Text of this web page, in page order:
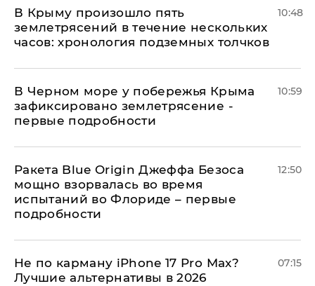
В Крыму произошло пять
землетрясений в течение нескольких
часов: хронология подземных толчков
10:48
В Черном море у побережья Крыма
зафиксировано землетрясение -
первые подробности
10:59
Ракета Blue Origin Джеффа Безоса
мощно взорвалась во время
испытаний во Флориде – первые
подробности
12:50
Не по карману iPhone 17 Pro Max?
Лучшие альтернативы в 2026
07:15